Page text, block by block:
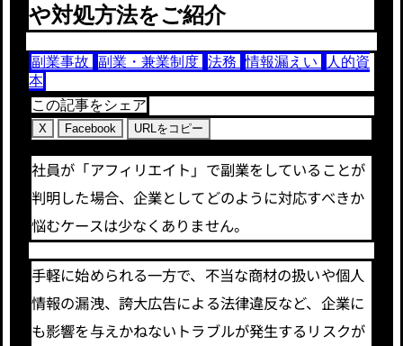
や対処方法をご紹介
副業事故 副業・兼業制度 法務 情報漏えい
人的資
本
この記事をシェア
X Facebook URLをコピー
社員が「アフィリエイト」で副業をしていることが
判明した場合、企業としてどのように対応すべきか
悩むケースは少なくありません。
手軽に始められる一方で、不当な商材の扱いや個人
情報の漏洩、誇大広告による法律違反など、企業に
も影響を与えかねないトラブルが発生するリスクが